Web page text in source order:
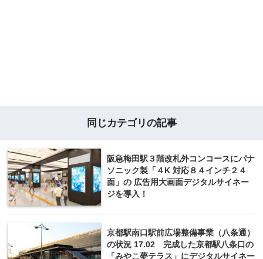
同じカテゴリの記事
阪急梅田駅３階改札外コンコースにパナ
ソニック製「４K 対応８４インチ２４
面」の 広告用大画面デジタルサイネー
ジを導入！
京都駅南口駅前広場整備事業（八条通）
の状況 17.02 完成した京都駅八条口の
「みやこ夢テラス」にデジタルサイネー